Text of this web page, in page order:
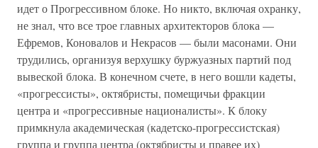
идет о Прогрессивном блоке. Но никто, включая охранку,
не знал, что все трое главных архитекторов блока —
Ефремов, Коновалов и Некрасов — были масонами. Они
трудились, организуя верхушку буржуазных партий под
вывеской блока. В конечном счете, в него вошли кадеты,
«прогрессисты», октябристы, помещичьи фракции
центра и «прогрессивные националисты». К блоку
примкнула академическая (кадетско-прогрессистская)
группа и группа центра (октябристы и правее их)